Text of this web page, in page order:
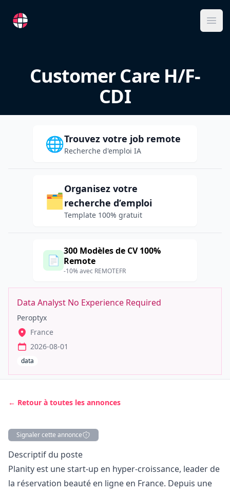
RemoteFR
Customer Care H/F-
CDI
🌐Trouvez votre job remote
Recherche d'emploi IA
🗂️
Organisez votre
recherche d’emploi
Template 100% gratuit
📄
300 Modèles de CV 100%
Remote
-10% avec REMOTEFR
Data Analyst No Experience Required
Peroptyx
France
2026-08-01
data
← Retour à toutes les annonces
Signaler cette annonce
Description
Descriptif du poste
Planity est une start-up en hyper-croissance, leader de
la réservation beauté en ligne en France. Depuis une